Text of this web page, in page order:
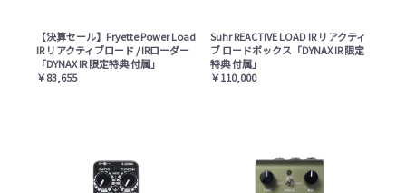
【決算セール】Fryette Power Load
IR リアクティブロード / IRローダー
「DYNAX IR 限定特典 付属」
￥83,655
Suhr REACTIVE LOAD IR リアクティ
ブ ロードボックス「DYNAX IR 限定
特典 付属」
￥110,000